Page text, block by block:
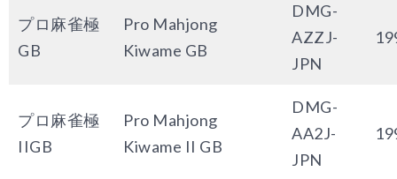
プロ麻雀極
GB
Pro Mahjong
Kiwame GB
DMG-
AZZJ-
JPN
プロ麻雀極
IIGB
Pro Mahjong
Kiwame II GB
DMG-
AA2J-
JPN